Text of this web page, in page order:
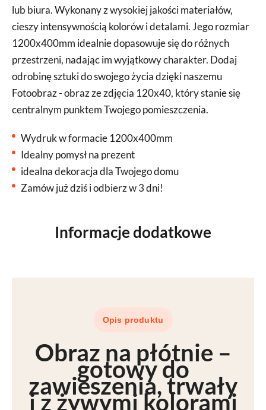
lub biura. Wykonany z wysokiej jakości materiałów,
cieszy intensywnością kolorów i detalami. Jego rozmiar
1200x400mm idealnie dopasowuje się do różnych
przestrzeni, nadając im wyjątkowy charakter. Dodaj
odrobinę sztuki do swojego życia dzięki naszemu
Fotoobraz - obraz ze zdjęcia 120x40, który stanie się
centralnym punktem Twojego pomieszczenia.
Wydruk w formacie 1200x400mm
Idealny pomysł na prezent
idealna dekoracja dla Twojego domu
Zamów już dziś i odbierz w 3 dni!
Informacje dodatkowe
Opis produktu
Obraz na płótnie –
gotowy do
zawieszenia, trwały
i zżywymi kolorami